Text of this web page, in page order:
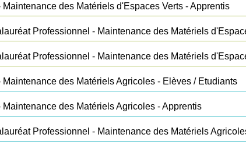
Maintenance des Matériels d'Espaces Verts - Apprentis
Professionnel - Maintenance des Matériels
Professionnel - Maintenance des Matériels
Maintenance des Matériels Agricoles - Elèves / Etudiants
Maintenance des Matériels Agricoles - Apprentis
Professionnel - Maintenance des Matériels